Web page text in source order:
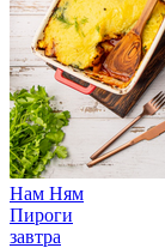
Нам Ням
Пироги
завтра